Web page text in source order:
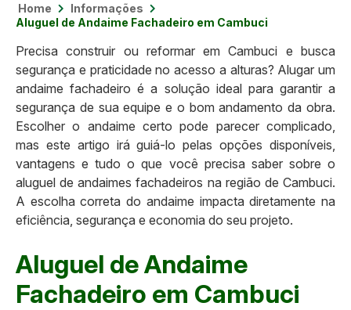
Home
Informações
Aluguel de Andaime Fachadeiro em Cambuci
Precisa construir ou reformar em Cambuci e busca
segurança e praticidade no acesso a alturas? Alugar um
andaime fachadeiro é a solução ideal para garantir a
segurança de sua equipe e o bom andamento da obra.
Escolher o andaime certo pode parecer complicado,
mas este artigo irá guiá-lo pelas opções disponíveis,
vantagens e tudo o que você precisa saber sobre o
aluguel de andaimes fachadeiros na região de Cambuci.
A escolha correta do andaime impacta diretamente na
eficiência, segurança e economia do seu projeto.
Aluguel de Andaime
Fachadeiro em Cambuci